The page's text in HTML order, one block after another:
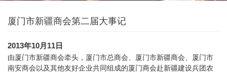
厦门市新疆商会第二届大事记
2013年10月11日
由厦门市新疆商会牵头，厦门市总商会、厦门市新疆商会、厦门市
南安商会以及其他友好企业共同组成的厦门商会赴新疆建设兵团农